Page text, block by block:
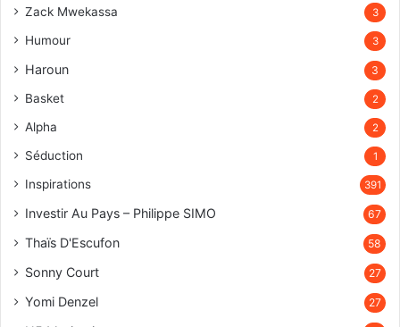
Zack Mwekassa 3
Humour 3
Haroun 3
Basket 2
Alpha 2
Séduction 1
Inspirations 391
Investir Au Pays – Philippe SIMO 67
Thaïs D'Escufon 58
Sonny Court 27
Yomi Denzel 27